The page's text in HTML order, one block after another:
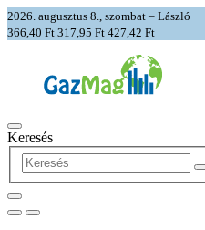
2026. augusztus 8., szombat – László
366,40 Ft 317,95 Ft 427,42 Ft
Keresés